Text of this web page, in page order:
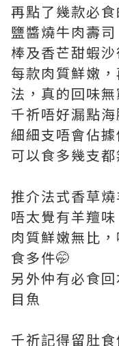
再點了幾款必食
鹽醬燒牛肉壽
棒及香芒甜蝦
每款肉質鮮嫩
法，真的回味無
千祈唔好漏點
細細支唔會佔
可以食多幾支
推介法式香草
唔太覺有羊羶
肉質鮮嫩無比
食多件🤭
另外仲有必食
目魚
千祈記得留肚